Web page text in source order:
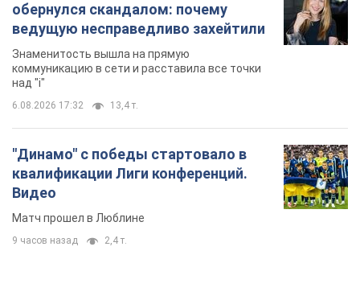
обернулся скандалом: почему
ведущую несправедливо захейтили
Знаменитость вышла на прямую
коммуникацию в сети и расставила все точки
над "i"
6.08.2026 17:32 13,4 т.
"Динамо" с победы стартовало в
квалификации Лиги конференций.
Видео
Матч прошел в Люблине
9 часов назад 2,4 т.